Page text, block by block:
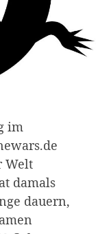
im
Welt
damals
dauern,